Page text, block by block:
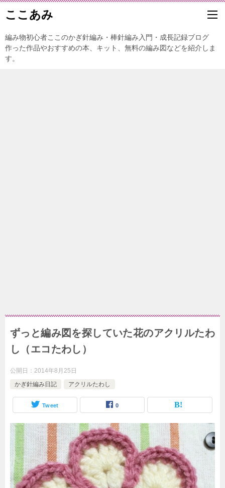
ここあみ
編み物初心者ここのかぎ針編み・棒針編み入門・成長記録ブログ
作った作品やおすすめの本、キット、無料の編み図などを紹介しま
す。
ずっと編み図を探していた花のアクリルたわ
し（エコたわし）
公開日： 2014年8月25日
かぎ針編み日記
アクリルたわし
Tweet 0